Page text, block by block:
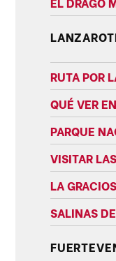
RUTA POR
QUÉ VER
PARQUE
VISITAR
LA
SALINAS